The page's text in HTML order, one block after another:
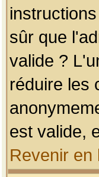
sûr que
valide ?
réduire les
est valide,
Revenir en